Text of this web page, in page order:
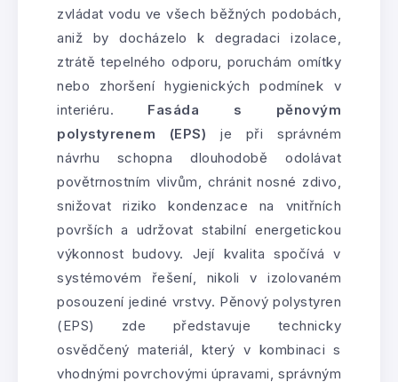
zvládat vodu ve všech běžných podobách,
aniž by docházelo k degradaci izolace,
ztrátě tepelného odporu, poruchám omítky
nebo zhoršení hygienických podmínek v
interiéru. Fasáda s pěnovým
polystyrenem (EPS) je při správném
návrhu schopna dlouhodobě odolávat
povětrnostním vlivům, chránit nosné zdivo,
snižovat riziko kondenzace na vnitřních
površích a udržovat stabilní energetickou
výkonnost budovy. Její kvalita spočívá v
systémovém řešení, nikoli v izolovaném
posouzení jediné vrstvy. Pěnový polystyren
(EPS) zde představuje technicky
osvědčený materiál, který v kombinaci s
vhodnými povrchovými úpravami, správným